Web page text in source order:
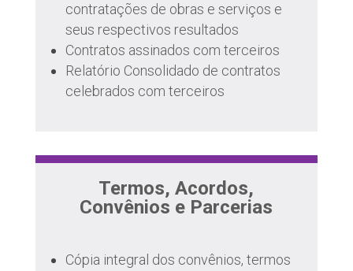
contratações de obras e serviços e
seus respectivos resultados
Contratos assinados com terceiros
Relatório Consolidado de contratos
celebrados com terceiros
Termos, Acordos,
Convênios e Parcerias
Cópia integral dos convênios, termos